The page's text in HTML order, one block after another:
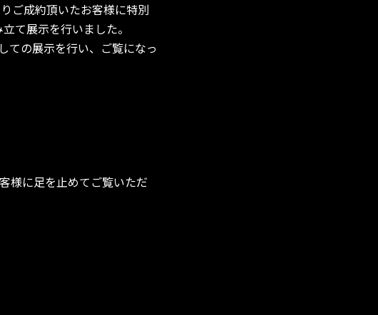
ご成約頂いたお客様に特別
て展示を行いました。
ての展示を行い、ご覧になっ
様に足を止めてご覧いただ